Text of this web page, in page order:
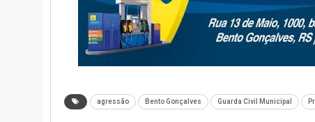
agressão Bento Gonçalves Guarda Civil Municipal